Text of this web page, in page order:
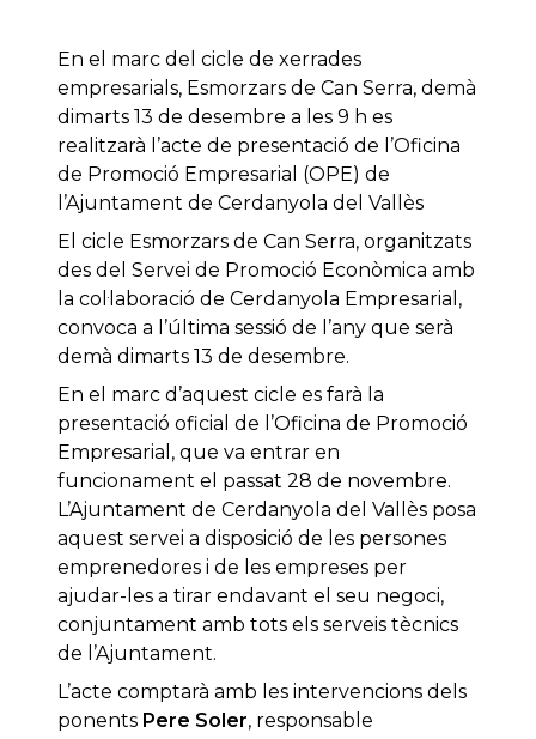
En el marc del cicle de xerrades
empresarials, Esmorzars de Can Serra, demà
dimarts 13 de desembre a les 9 h es
realitzarà l’acte de presentació de l’Oficina
de Promoció Empresarial (OPE) de
l’Ajuntament de Cerdanyola del Vallès
El cicle Esmorzars de Can Serra, organitzats
des del Servei de Promoció Econòmica amb
la col·laboració de Cerdanyola Empresarial,
convoca a l’última sessió de l’any que serà
demà dimarts 13 de desembre.
En el marc d’aquest cicle es farà la
presentació oficial de l’Oficina de Promoció
Empresarial, que va entrar en
funcionament el passat 28 de novembre.
L’Ajuntament de Cerdanyola del Vallès posa
aquest servei a disposició de les persones
emprenedores i de les empreses per
ajudar-les a tirar endavant el seu negoci,
conjuntament amb tots els serveis tècnics
de l’Ajuntament.
L’acte comptarà amb les intervencions dels
ponents Pere Soler, responsable